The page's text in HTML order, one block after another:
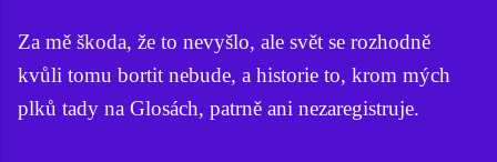
Za mě škoda, že to nevyšlo, ale svět se rozhodně
kvůli tomu bortit nebude, a historie to, krom mých
plků tady na Glosách, patrně ani nezaregistruje.